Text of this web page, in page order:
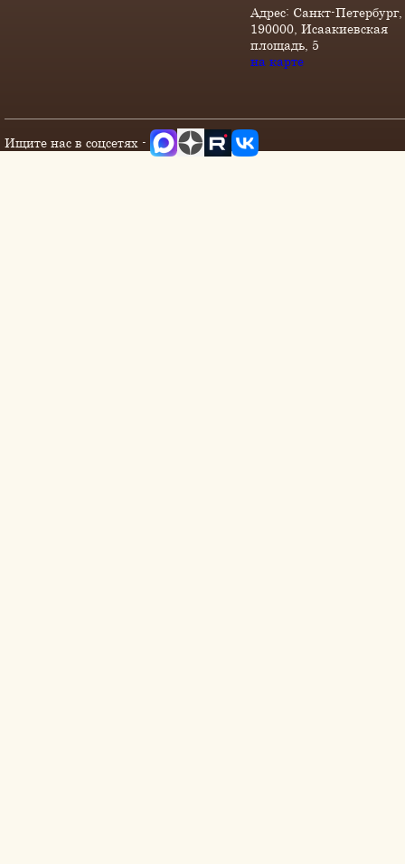
Адрес: Санкт-Петербург,
190000, Исаакиевская
площадь, 5
на карте
Ищите нас в соцсетях -